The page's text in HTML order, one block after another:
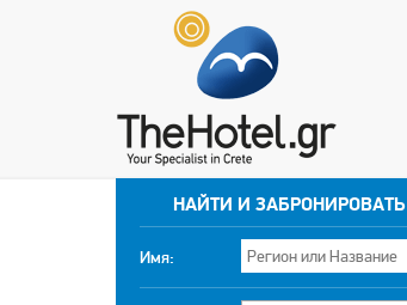
НАЙТИ И ЗАБРОНИРОВАТЬ
Имя: